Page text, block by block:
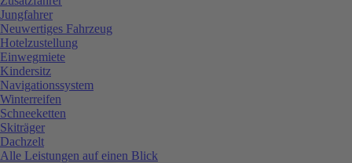
Jungfahrer
Neuwertiges Fahrzeug
Hotelzustellung
Einwegmiete
Kindersitz
Navigationssystem
Winterreifen
Schneeketten
Skiträger
Dachzelt
Alle Leistungen auf einen Blick